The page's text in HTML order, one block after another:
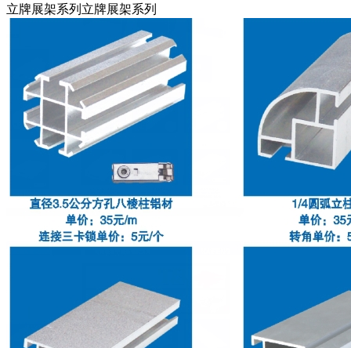
立牌展架系列 立牌展架系列